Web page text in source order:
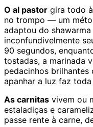
O al pastor gira todo
no trompo — um
adaptou do
inconfundivelmente
90 segundos,
tostadas, a marinada
pedacinhos brilhantes
apanhar a luz faz
As carnitas vivem ou
estaladiças e
passe rente à carne,